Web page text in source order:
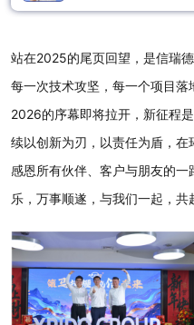
站在2025的尾页回望，是信瑞
每一次技术攻坚，每一个项目落
2026的序幕即将拉开，新征程
续以创新为刃，以责任为盾，在
感恩所有伙伴、客户与朋友的
乐，万事顺遂，与我们一起，共